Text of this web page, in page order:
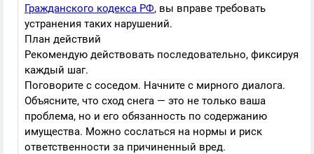
Гражданского кодекса РФ, вы вправе требовать
устранения таких нарушений.
План действий
Рекомендую действовать последовательно, фиксируя
каждый шаг.
Поговорите с соседом. Начните с мирного диалога.
Объясните, что сход снега — это не только ваша
проблема, но и его обязанность по содержанию
имущества. Можно сослаться на нормы и риск
ответственности за причиненный вред.